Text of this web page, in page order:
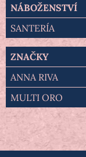
NÁBOŽENSTVÍ
SANTERÍA
ZNAČKY
ANNA RIVA
MULTI ORO